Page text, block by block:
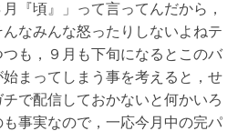
『頃』」って言ってんだから，
なみんな怒ったりしないよねテ
も，９月も下旬になるとこのバ
まってしまう事を考えると，せ
で配信しておかないと何かいろ
事実なので，一応今月中の完パ